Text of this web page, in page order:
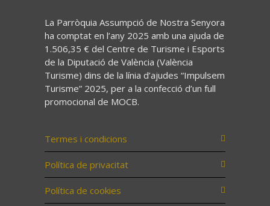
La Parròquia Assumpció de Nostra Senyora
ha comptat en l’any 2025 amb una ajuda de
1.506,35 € del Centre de Turisme i Esports
de la Diputació de València (València
Turisme) dins de la línia d’ajudes “Impulsem
Turisme” 2025, per a la confecció d’un full
promocional de MOCB.
Termes i condicions
Política de privacitat
Política de cookies